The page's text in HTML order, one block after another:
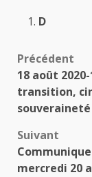
D
d’article
Précédent
18 août
transition,
Suivant
mercredi 20